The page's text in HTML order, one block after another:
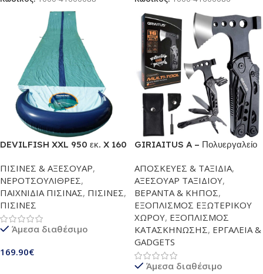
DEVILFISH XXL 950 εκ. X 160
ανθεκτικό PVC/ 0,22mm | Big
Fun – Τα παιδιά την λατρεύουν​
ΠΙΣΙΝΕΣ & ΑΞΕΣΟΥΑΡ,
ΝΕΡΟΤΣΟΥΛΙΘΡΕΣ,
ΠΑΙΧΝΙΔΙΑ ΠΙΣΙΝΑΣ, ΠΙΣΙΝΕΣ,
ΠΙΣΙΝΕΣ
Άμεσα διαθέσιμο
169.90€
GIRIAITUS A – Πολυεργαλείο
Εξοπλισμός επιβίωσης
πολλαπλών εργαλείων υψηλής
ποιότητας με πένσα, σφυρί,
τσεκούρι, πριόνι, μαχαίρι,
κατσαβίδι, ανοιχτήρι
μπουκαλιών, σφυρίχτρα &
φορητή θήκη | Αξεσουάρ
κάμπινκ ιδανικό για πεζοπορία,
ταξίδια, αθλήματα, έκτακτες
ΑΠΟΣΚΕΥΕΣ & ΤΑΞΙΔΙΑ,
ΑΞΕΣΟΥΑΡ ΤΑΞΙΔΙΟΥ,
ΒΕΡΑΝΤΑ & ΚΗΠΟΣ,
ΕΞΟΠΛΙΣΜΟΣ ΕΞΩΤΕΡΙΚΟΥ
ΧΩΡΟΥ, ΕΞΟΠΛΙΣΜΟΣ
ΚΑΤΑΣΚΗΝΩΣΗΣ, ΕΡΓΑΛΕΙΑ &
GADGETS
Άμεσα διαθέσιμο